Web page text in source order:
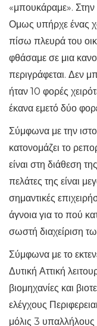
«μπουκάραμε». Στην
Ομως υπήρχε ένας
πίσω πλευρά του
φθάσαμε σε μια
περιγράφεται. Δεν
ήταν 10 φορές
έκανα εμετό δύο
Σύμφωνα με την
κατονομάζει το
είναι στη διάθεση
πελάτες της είναι
σημαντικές
άγνοια για το πού
σωστή διαχείριση
Σύμφωνα με το
Δυτική Αττική
βιομηχανίες και
ελέγχους
μόλις 3 υπαλλήλους